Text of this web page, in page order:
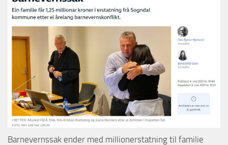
Barnevernssak ender med millionerstatning til familie